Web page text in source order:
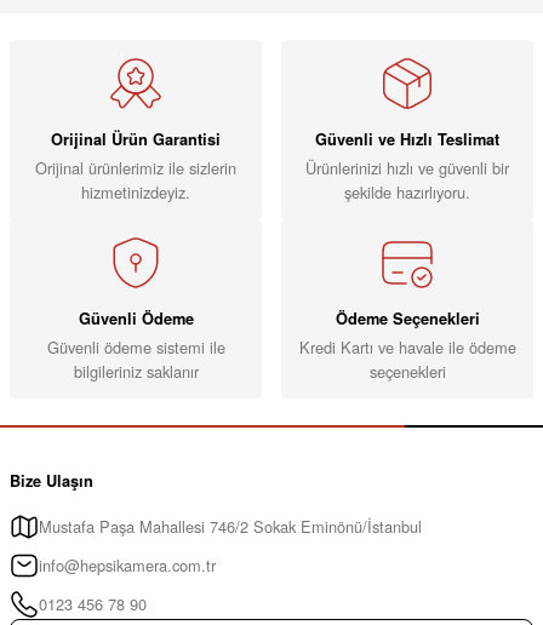
Orijinal Ürün Garantisi
Orijinal ürünlerimiz ile sizlerin
hizmetinizdeyiz.
Güvenli ve Hızlı Teslimat
Ürünlerinizi hızlı ve güvenli bir
şekilde hazırlıyoru.
Güvenli Ödeme
Güvenli ödeme sistemi ile
bilgileriniz saklanır
Ödeme Seçenekleri
Kredi Kartı ve havale ile ödeme
seçenekleri
Bize Ulaşın
Mustafa Paşa Mahallesi 746/2 Sokak Eminönü/İstanbul
info@hepsikamera.com.tr
0123 456 78 90